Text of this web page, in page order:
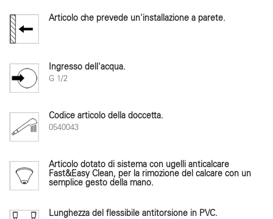
Articolo che prevede un'installazione a parete.
Ingresso dell'acqua.
G 1/2
Codice articolo della doccetta.
0540043
Articolo dotato di sistema con ugelli anticalcare
Fast&Easy Clean, per la rimozione del calcare con un
semplice gesto della mano.
Lunghezza del flessibile antitorsione in PVC.